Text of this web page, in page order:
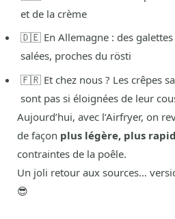
et de la crème
🇩🇪 En Allemagne : des
salées, proches du rösti
🇫🇷 Et chez nous ? Les crêpes
sont pas si éloignées de leur
Aujourd’hui, avec l’Airfryer, on
de façon plus légère, plus
contraintes de la poêle.
Un joli retour aux sources…
😎